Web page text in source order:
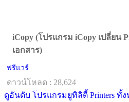
iCopy (โปรแกรม iCopy เปลี่ยน
เอกสาร)
ฟรีแวร์
ดาวน์โหลด : 28,624
ดูอันดับ โปรแกรมยูทิลิตี้ Printers ทั้